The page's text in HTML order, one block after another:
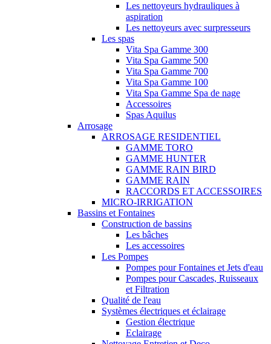
Les nettoyeurs hydrauliques à
aspiration
Les nettoyeurs avec surpresseurs
Les spas
Vita Spa Gamme 300
Vita Spa Gamme 500
Vita Spa Gamme 700
Vita Spa Gamme 100
Vita Spa Gamme Spa de nage
Accessoires
Spas Aquilus
Arrosage
ARROSAGE RESIDENTIEL
GAMME TORO
GAMME HUNTER
GAMME RAIN BIRD
GAMME RAIN
RACCORDS ET ACCESSOIRES
MICRO-IRRIGATION
Bassins et Fontaines
Construction de bassins
Les bâches
Les accessoires
Les Pompes
Pompes pour Fontaines et Jets d'eau
Pompes pour Cascades, Ruisseaux
et Filtration
Qualité de l'eau
Systèmes électriques et éclairage
Gestion électrique
Eclairage